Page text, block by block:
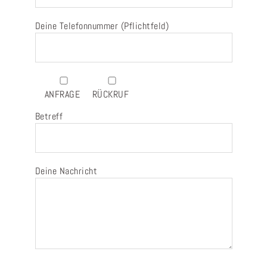
Deine Telefonnummer (Pflichtfeld)
ANFRAGE
RÜCKRUF
Betreff
Deine Nachricht